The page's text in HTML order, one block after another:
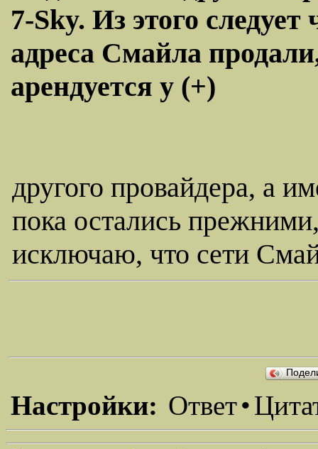
7-Sky. Из этого
адреса Смайла
арендуется у (+)
другого провайдера, а
пока остались
исключаю, что сети
Настройки: Ответ•